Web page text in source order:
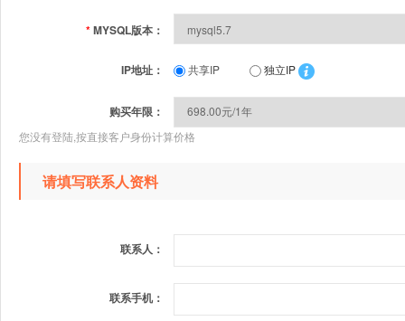
*MYSQL版本：
IP地址： 共享IP 独立IP
购买年限：
您没有登陆,按直接客户身份计算价格
请填写联系人资料
联系人：
联系手机：